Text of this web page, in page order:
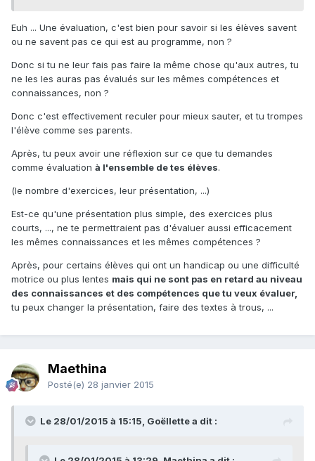
Euh ... Une évaluation, c'est bien pour savoir si les élèves savent
ou ne savent pas ce qui est au programme, non ?
Donc si tu ne leur fais pas faire la même chose qu'aux autres, tu
ne les les auras pas évalués sur les mêmes compétences et
connaissances, non ?
Donc c'est effectivement reculer pour mieux sauter, et tu trompes
l'élève comme ses parents.
Après, tu peux avoir une réflexion sur ce que tu demandes
comme évaluation à l'ensemble de tes élèves.
(le nombre d'exercices, leur présentation, ...)
Est-ce qu'une présentation plus simple, des exercices plus
courts, ..., ne te permettraient pas d'évaluer aussi efficacement
les mêmes connaissances et les mêmes compétences ?
Après, pour certains élèves qui ont un handicap ou une difficulté
motrice ou plus lentes mais qui ne sont pas en retard au niveau
des connaissances et des compétences que tu veux évaluer,
tu peux changer la présentation, faire des textes à trous, ...
Maethina
Posté(e) 28 janvier 2015
Le 28/01/2015 à 15:15, Goëllette a dit :